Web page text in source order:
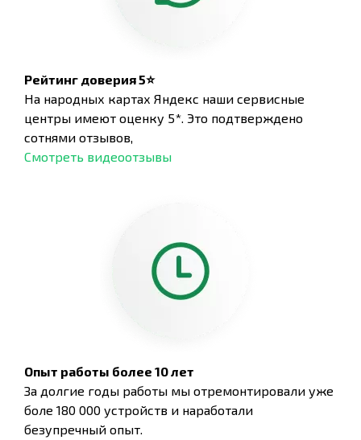
Рейтинг доверия 5⭐
На народных картах Яндекс наши сервисные
центры имеют оценку 5*. Это подтверждено
сотнями отзывов,
Смотреть видеоотзывы
Опыт работы более 10 лет
За долгие годы работы мы отремонтировали уже
боле 180 000 устройств и наработали
безупречный опыт.